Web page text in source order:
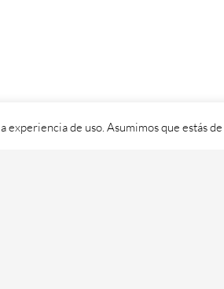
de uso. Asumimos que estás